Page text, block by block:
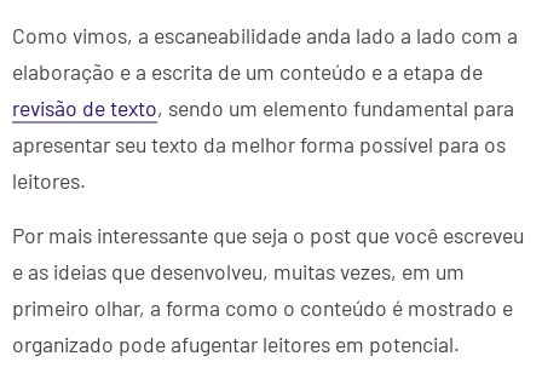
Como vimos, a escaneabilidade anda lado a lado com a
elaboração e a escrita de um conteúdo e a etapa de
revisão de texto, sendo um elemento fundamental para
apresentar seu texto da melhor forma possível para os
leitores.
Por mais interessante que seja o post que você escreveu
e as ideias que desenvolveu, muitas vezes, em um
primeiro olhar, a forma como o conteúdo é mostrado e
organizado pode afugentar leitores em potencial.